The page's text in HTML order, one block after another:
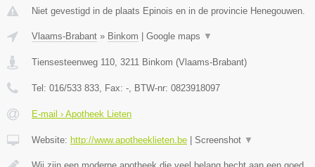
Niet gevestigd in de plaats Epinois en in de provincie Henegouwen.
Vlaams-Brabant » Binkom Google maps ▼
Tiensesteenweg 110 3211 Binkom (Vlaams-Brabant)
Tel: 016/533 833 , Fax: - , BTW-nr: 0823918097
E-mail › Apotheek Lieten
Website: http://www.apotheeklieten.be Screenshot ▼